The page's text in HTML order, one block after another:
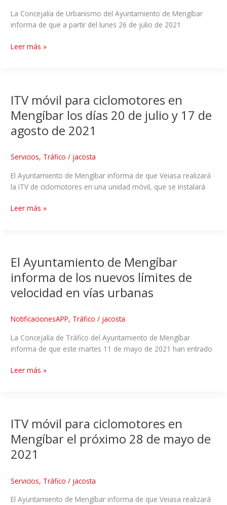
La Concejalía de Urbanismo del Ayuntamiento de Mengíbar
informa de que a partir del lunes 26 de julio de 2021
Leer más »
ITV móvil para ciclomotores en
Mengíbar los días 20 de julio y 17 de
agosto de 2021
Servicios, Tráfico / jacosta
El Ayuntamiento de Mengíbar informa de que Veiasa realizará
la ITV de ciclomotores en una unidad móvil, que se instalará
Leer más »
El Ayuntamiento de Mengíbar
informa de los nuevos límites de
velocidad en vías urbanas
NotificacionesAPP, Tráfico / jacosta
La Concejalía de Tráfico del Ayuntamiento de Mengíbar
informa de que este martes 11 de mayo de 2021 han entrado
Leer más »
ITV móvil para ciclomotores en
Mengíbar el próximo 28 de mayo de
2021
Servicios, Tráfico / jacosta
El Ayuntamiento de Mengíbar informa de que Veiasa realizará